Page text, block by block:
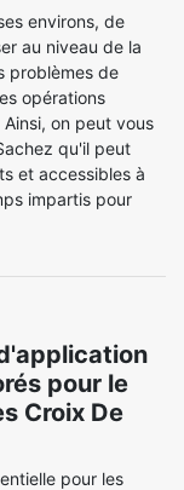
environs, de
au niveau de la
problèmes de
opérations
on peut vous
qu'il peut
et accessibles à
impartis pour
pour le
Croix De
pour les